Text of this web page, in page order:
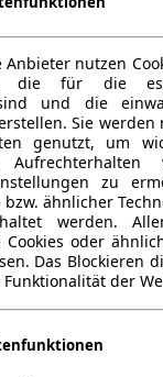
Anbieter nutzen
die für die
und die
Sie werden
genutzt, um
zu
bzw. ähnlicher
werden.
Cookies oder
Das Blockieren
Funktionalität der